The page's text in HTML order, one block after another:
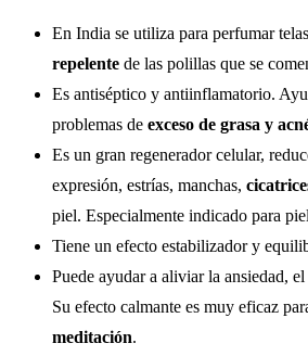
En India se utiliza para perfumar
repelente de las polillas que se
Es antiséptico y antiinflamatorio.
problemas de exceso de grasa y
Es un gran regenerador celular,
expresión, estrías, manchas,
piel. Especialmente indicado para
Tiene un efecto estabilizador y
Puede ayudar a aliviar la ansiedad, el
Su efecto calmante es muy eficaz
meditación.